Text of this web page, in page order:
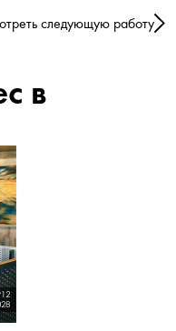
следующую работу
в